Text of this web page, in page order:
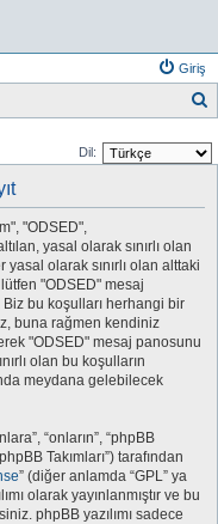
Giriş
Dil:
"ODSED",
yasal olarak sınırlı olan
olarak sınırlı olan alttaki
"ODSED" mesaj
bu koşulları herhangi bir
buna rağmen kendiniz
"ODSED" mesaj panosunu
olan bu koşulların
meydana gelebilecek
“onların”, “phpBB
Takımları”) tarafından
” (diğer anlamda “GPL” ya
olarak yayınlanmıştır ve bu
phpBB yazılımı sadece